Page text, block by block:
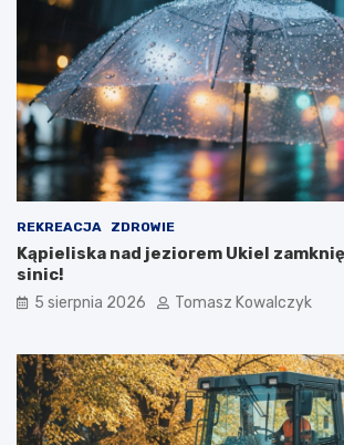
REKREACJA ZDROWIE
Kąpieliska nad jeziorem Ukiel
sinic!
5 sierpnia 2026 Tomasz Kowalczyk